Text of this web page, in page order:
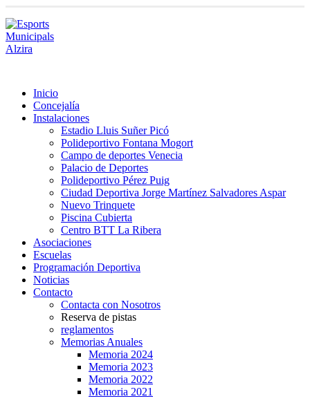
Inicio
Concejalía
Instalaciones
Estadio Lluis Suñer Picó
Polideportivo Fontana Mogort
Campo de deportes Venecia
Palacio de Deportes
Polideportivo Pérez Puig
Ciudad Deportiva Jorge Martínez Salvadores Aspar
Nuevo Trinquete
Piscina Cubierta
Centro BTT La Ribera
Asociaciones
Escuelas
Programación Deportiva
Noticias
Contacto
Contacta con Nosotros
Reserva de pistas
reglamentos
Memorias Anuales
Memoria 2024
Memoria 2023
Memoria 2022
Memoria 2021